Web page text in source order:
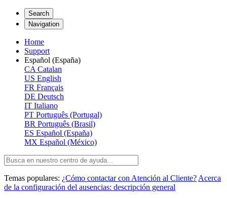
Search
Navigation
Home
Support
Español (España)
CA Catalan
US English
FR Français
DE Deutsch
IT Italiano
PT Português (Portugal)
BR Português (Brasil)
ES Español (España)
MX Español (México)
Temas populares: ¿Cómo contactar con Atención al Cliente? Acerca
de la configuración del ausencias: descripción general